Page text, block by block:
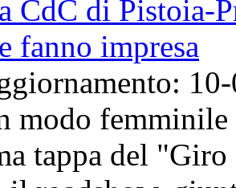
CdC di
fanno impresa
modo
tappa del